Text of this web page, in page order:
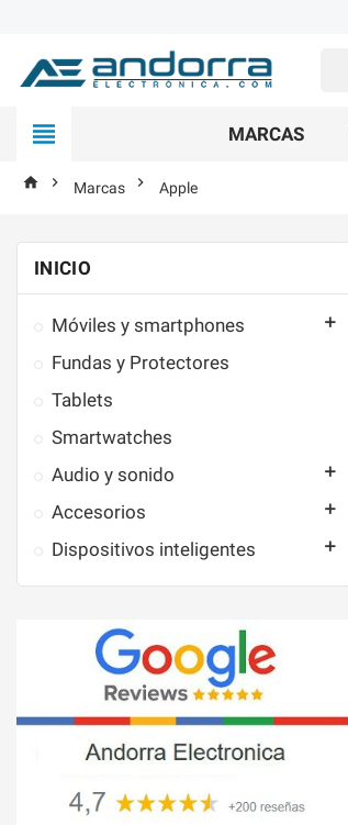
 MARCAS
  Marcas  Apple
INICIO
Móviles y smartphones 
Fundas y Protectores
Tablets
Smartwatches
Audio y sonido

Accesorios 
Dispositivos inteligentes 